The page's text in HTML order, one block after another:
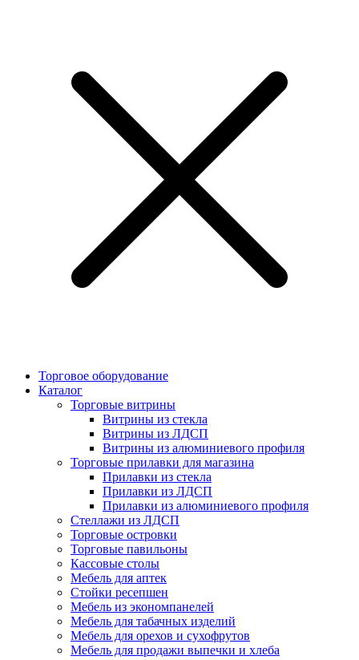
Торговое оборудование
Каталог
Торговые витрины
Витрины из cтекла
Витрины из ЛДСП
Витрины из алюминиевого профиля
Торговые прилавки для магазина
Прилавки из стекла
Прилавки из ЛДСП
Прилавки из алюминиевого профиля
Стеллажи из ЛДСП
Торговые островки
Торговые павильоны
Кассовые столы
Мебель для аптек
Стойки ресепшен
Мебель из экономпанелей
Мебель для табачных изделий
Мебель для орехов и сухофрутов
Мебель для продажи выпечки и хлеба